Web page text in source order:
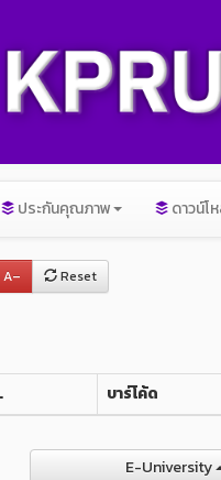
ประกันคุณภาพ ดาวน์โ
A– Reset
บาร์โค้ด
E-University